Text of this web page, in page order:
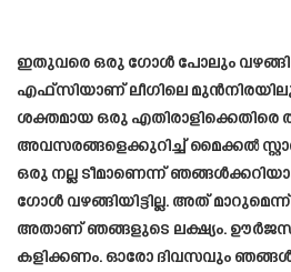
ഇതുവരെ ഒരു ഗോൾ പോലും
എഫ്‌സിയാണ് ലീഗിലെ
ശക്തമായ ഒരു എതിരാളിക്കെതിരെ
അവസരങ്ങളെക്കുറിച്ച് മൈക്കൽ
ഒരു നല്ല ടീമാണെന്ന്
ഗോൾ വഴങ്ങിയിട്ടില്ല. അത്
അതാണ് ഞങ്ങളുടെ ലക്ഷ്യം.
കളിക്കണം. ഓരോ ദിവസവും ഞങ്ങൾ